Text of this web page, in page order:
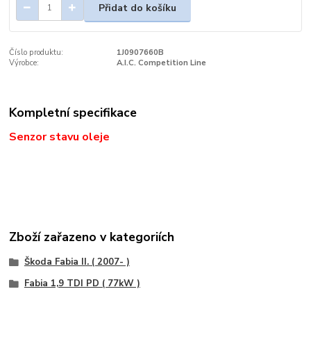
Přidat do košíku
Číslo produktu:
1J0907660B
Výrobce:
A.I.C. Competition Line
Kompletní specifikace
Senzor stavu oleje
Zboží zařazeno v kategoriích
Škoda Fabia II. ( 2007- )
Fabia 1,9 TDI PD ( 77kW )